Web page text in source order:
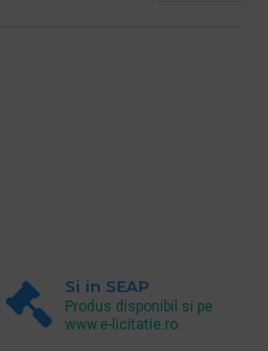
Si in SEAP
Produs disponibil si pe
www.e-licitatie.ro